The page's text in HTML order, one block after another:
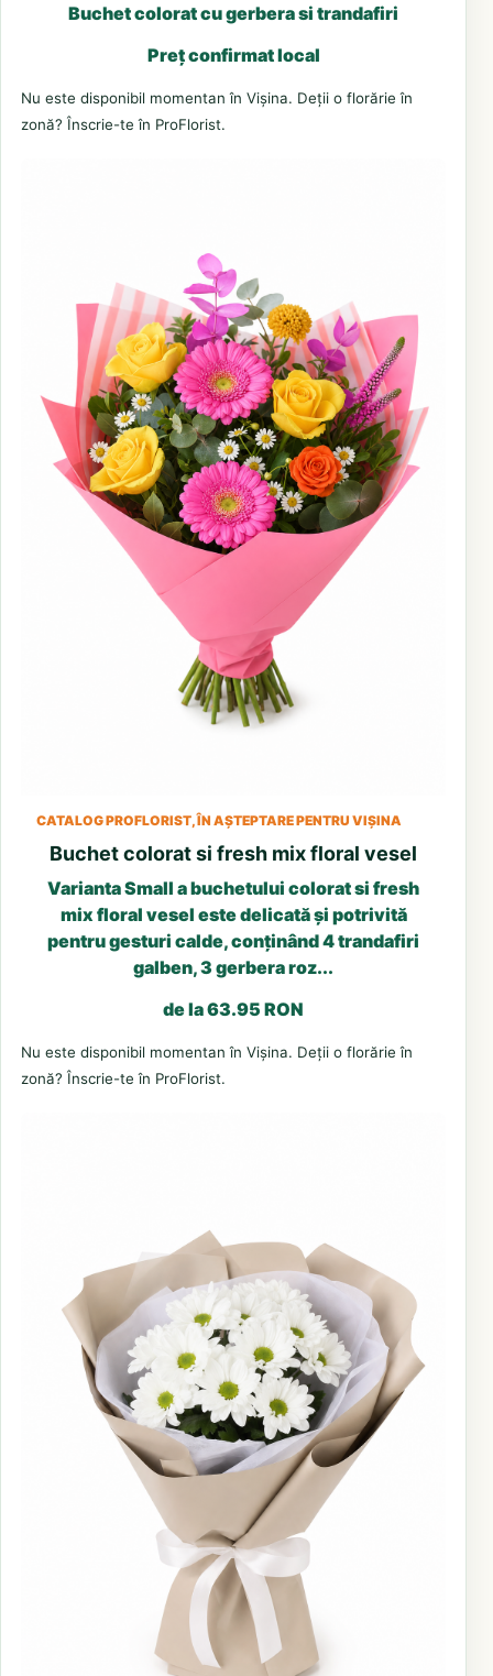
Buchet colorat cu gerbera si trandafiri
Preț confirmat local
Nu este disponibil momentan în Vișina. Deții o florărie în
zonă? Înscrie-te în ProFlorist.
CATALOG PROFLORIST, ÎN AȘTEPTARE PENTRU VIȘINA
Buchet colorat si fresh mix floral vesel
Varianta Small a buchetului colorat si fresh
mix floral vesel este delicată și potrivită
pentru gesturi calde, conținând 4 trandafiri
galben, 3 gerbera roz...
de la 63.95 RON
Nu este disponibil momentan în Vișina. Deții o florărie în
zonă? Înscrie-te în ProFlorist.